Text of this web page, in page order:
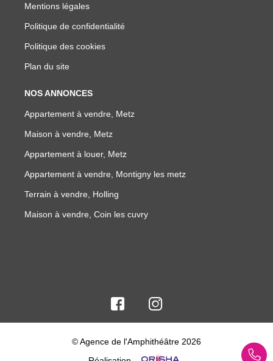
Mentions légales
Politique de confidentialité
Politique des cookies
Plan du site
NOS ANNONCES
Appartement à vendre, Metz
Maison à vendre, Metz
Appartement à louer, Metz
Appartement à vendre, Montigny les metz
Terrain à vendre, Holling
Maison à vendre, Coin les cuvry
© Agence de l'Amphithéâtre 2026